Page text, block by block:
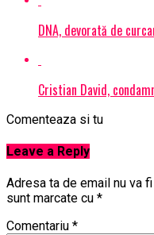
DNA, devorată de
Cristian David,
Comenteaza si tu
Leave a Reply
Adresa ta de email nu va
sunt marcate cu *
Comentariu *